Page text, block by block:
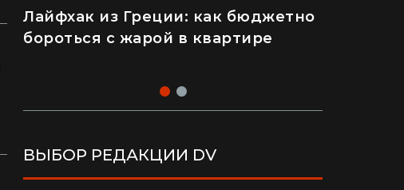
Лайфхак из Греции: как бюджетно
бороться с жарой в квартире
"Это п****ц": француз впервые
приехал в Украину и попробовал
ВЫБОР РЕДАКЦИИ DV